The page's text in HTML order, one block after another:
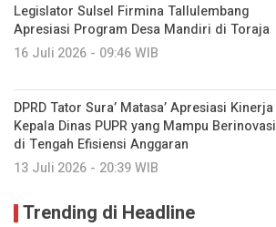
Legislator Sulsel Firmina Tallulembang
Apresiasi Program Desa Mandiri di Toraja
16 Juli 2026 - 09:46 WIB
DPRD Tator Sura’ Matasa’ Apresiasi Kinerja
Kepala Dinas PUPR yang Mampu Berinovasi
di Tengah Efisiensi Anggaran
13 Juli 2026 - 20:39 WIB
Trending di Headline